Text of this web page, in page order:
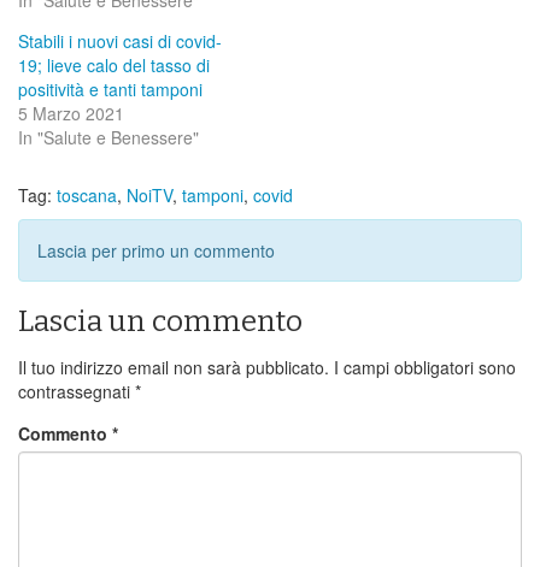
Stabili i nuovi casi di covid-
19; lieve calo del tasso di
positività e tanti tamponi
5 Marzo 2021
In "Salute e Benessere"
Tag: toscana, NoiTV, tamponi, covid
Lascia per primo un commento
Lascia un commento
Il tuo indirizzo email non sarà pubblicato. I campi obbligatori sono
contrassegnati *
Commento *